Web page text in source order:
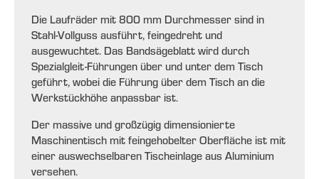
Die Laufräder mit 800 mm Durchmesser sind in
Stahl-Vollguss ausführt, feingedreht und
ausgewuchtet. Das Bandsägeblatt wird durch
Spezialgleit-Führungen über und unter dem Tisch
geführt, wobei die Führung über dem Tisch an die
Werkstückhöhe anpassbar ist.
Der massive und großzügig dimensionierte
Maschinentisch mit feingehobelter Oberfläche ist mit
einer auswechselbaren Tischeinlage aus Aluminium
versehen.